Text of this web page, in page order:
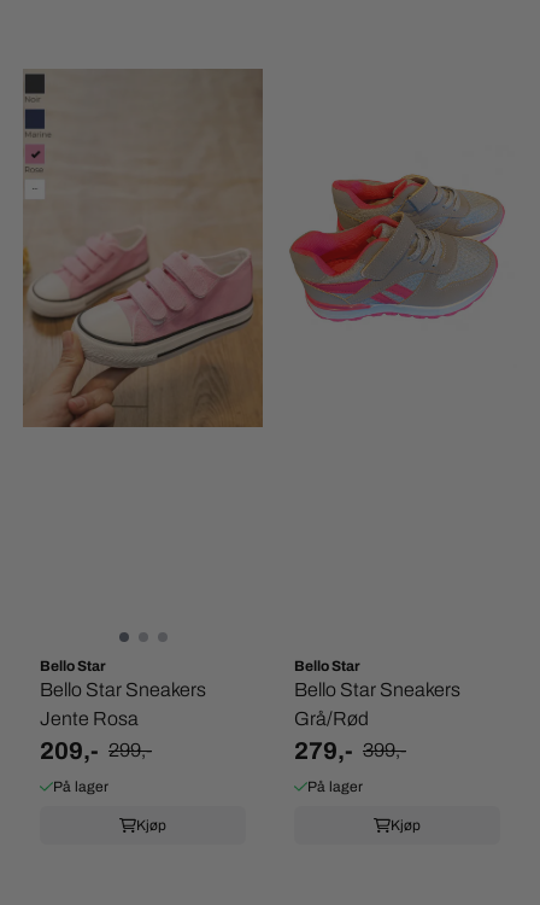
Bello Star
Bello Star Sneakers
Jente Rosa
209,- 299,-
På lager
Kjøp
Bello Star
Bello Star Sneakers
Grå/Rød
279,- 399,-
På lager
Kjøp